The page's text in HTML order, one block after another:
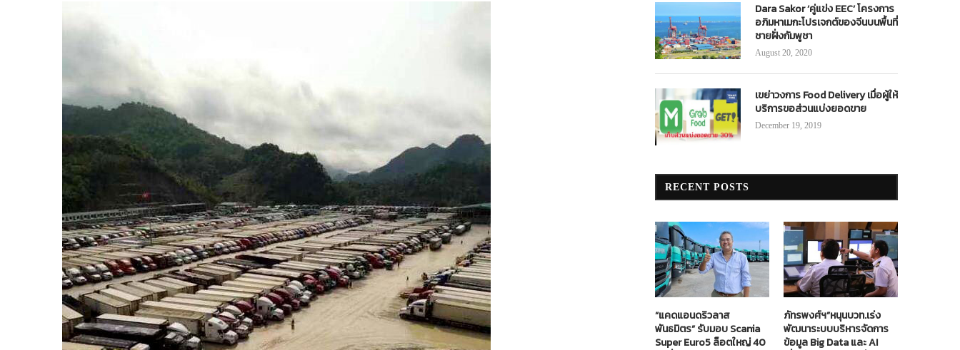
Dara Sakor ‘คู่แข่ง EEC’ โครงการ
อภิมหาเมกะโปรเจกต์ของจีนบนพื้นที่
ชายฝั่งกัมพูชา
August 20, 2020
เขย่าวงการ Food Delivery เมื่อผู้ให้
บริการขอส่วนแบ่งยอดขาย
December 19, 2019
RECENT POSTS
“แคดแอนดริวลาส
พันธมิตร” รับมอบ Scania
Super Euro5 ล็อตใหญ่ 40
ภัทรพงศ์ฯ”หนุนบวท.เร่ง
พัฒนาระบบบริหารจัดการ
ข้อมูล Big Data และ AI